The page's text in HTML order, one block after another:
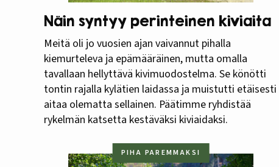
Näin syntyy perinteinen kiviaita
Meitä oli jo vuosien ajan vaivannut pihalla
kiemurteleva ja epämääräinen, mutta omalla
tavallaan hellyttävä kivimuodostelma. Se könötti
tontin rajalla kylätien laidassa ja muistutti etäisesti
aitaa olematta sellainen. Päätimme ryhdistää
rykelmän katsetta kestäväksi kiviaidaksi.
PIHA PAREMMAKSI